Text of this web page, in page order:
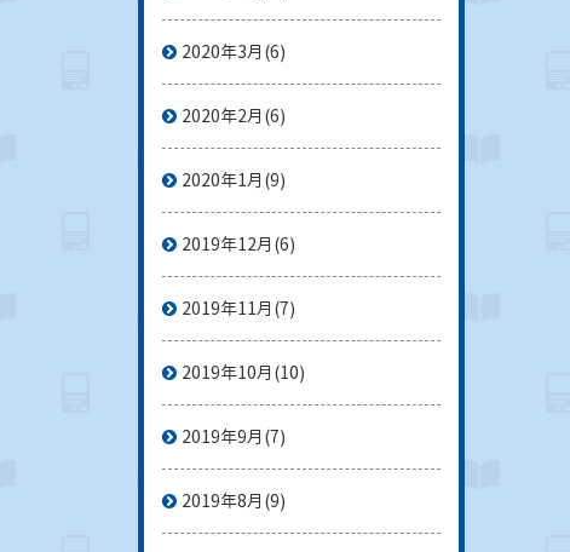
2020年3月 (6)
2020年2月 (6)
2020年1月 (9)
2019年12月 (6)
2019年11月 (7)
2019年10月 (10)
2019年9月 (7)
2019年8月 (9)